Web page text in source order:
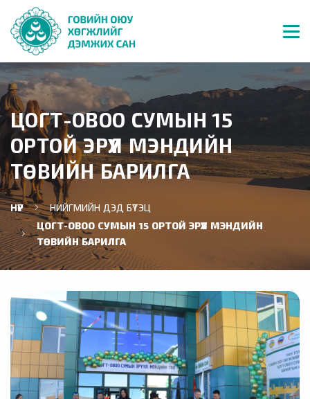
ЦОГТ-ОВОО СУМЫН 15
ОРТОЙ ЭРҮҮЛ МЭНДИЙН
ТӨВИЙН БАРИЛГА
НҮҮР
НИЙГМИЙН ДЭД БҮТЭЦ
ЦОГТ-ОВОО СУМЫН 15 ОРТОЙ ЭРҮҮЛ МЭНДИЙН
ТӨВИЙН БАРИЛГА